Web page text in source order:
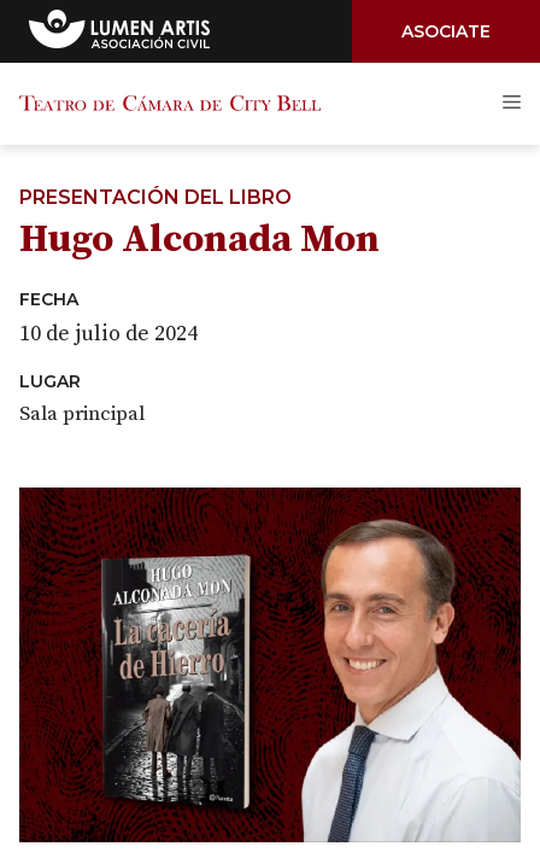
ASOCIATE
contenido
PRESENTACIÓN DEL LIBRO
Hugo Alconada Mon
FECHA
10 de julio de 2024
LUGAR
Sala principal